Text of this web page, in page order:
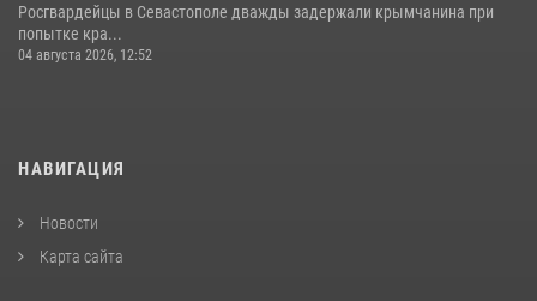
Росгвардейцы в Севастополе дважды задержали крымчанина при
попытке кра...
04 августа 2026, 12:52
НАВИГАЦИЯ
Новости
Карта сайта